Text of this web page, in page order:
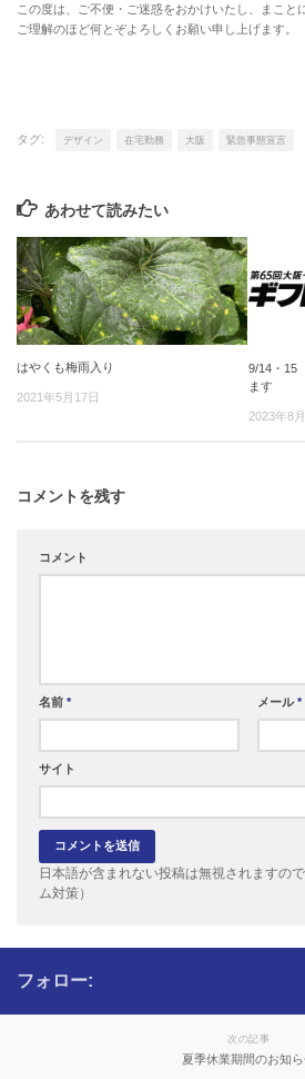
この度は、ご不便・ご迷惑をおかけいたし、まこと
ご理解のほど何とぞよろしくお願い申し上げます。
タグ: デザイン 在宅勤務 大阪 緊急事態宣言
あわせて読みたい
はやくも梅雨入り
2021年5月17日
9/14・15
ます
2023年8
コメントを残す
コメント
名前 * メール*
サイト
日本語が含まれない投稿は無視されますの
ム対策）
フォロー:
次の記事
夏季休業期間のお知